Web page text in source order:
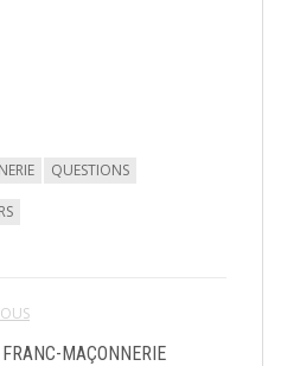
QUESTIONS
MAÇONNERIE